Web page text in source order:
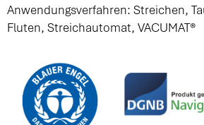
Anwendungsverfahren: Streichen,
Fluten, Streichautomat, VACUMAT®